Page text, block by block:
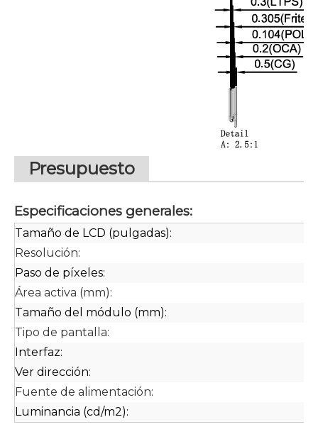
Presupuesto
Especificaciones generales:
Tamaño de LCD (pulgadas):
Resolución:
Paso de píxeles:
Área activa (mm):
Tamaño del módulo (mm):
Tipo de pantalla:
Interfaz:
Ver dirección:
Fuente de alimentación:
Luminancia (cd/m2):